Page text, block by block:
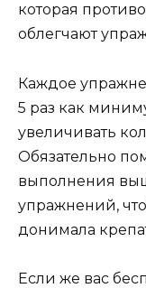
которая
облегчают
Каждое
5 раз как
увеличивать
Обязательно
выполнения
упражнений,
донимала
Если же вас